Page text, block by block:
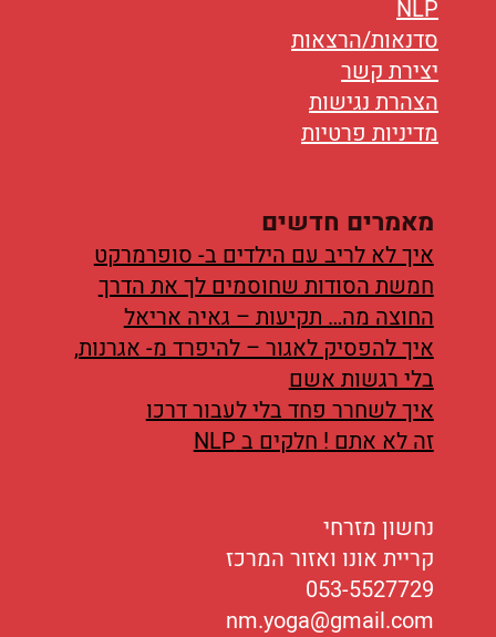
NLP
סדנאות/הרצאות
יצירת קשר
הצהרת נגישות
מדיניות פרטיות
מאמרים חדשים
איך לא לריב עם הילדים ב- סופרמרקט
חמשת הסודות שחוסמים לך את הדרך
החוצה מה… תקיעות – גאיה אריאל
איך להפסיק לאגור – להיפרד מ- אגרנות,
בלי רגשות אשם
איך לשחרר פחד בלי לעבור דרכו
זה לא אתם ! חלקים ב NLP
נחשון מזרחי
קריית אונו ואזור המרכז
053-5527729
nm.yoga@gmail.com